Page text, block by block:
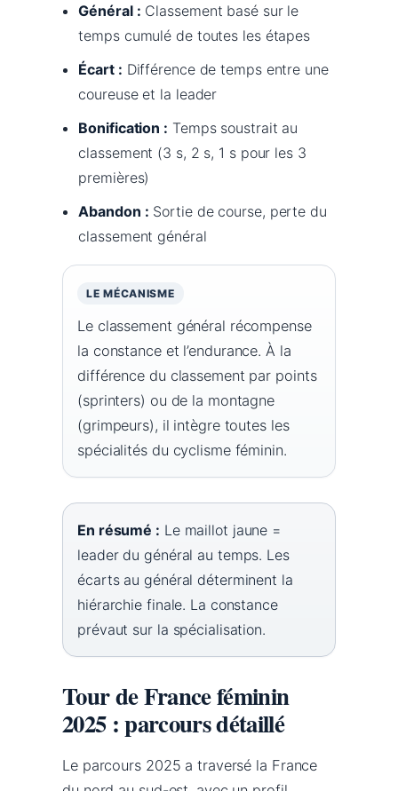
Général : Classement basé sur le
temps cumulé de toutes les étapes
Écart : Différence de temps entre une
coureuse et la leader
Bonification : Temps soustrait au
classement (3 s, 2 s, 1 s pour les 3
premières)
Abandon : Sortie de course, perte du
classement général
LE MÉCANISME
Le classement général récompense
la constance et l’endurance. À la
différence du classement par points
(sprinters) ou de la montagne
(grimpeurs), il intègre toutes les
spécialités du cyclisme féminin.
En résumé : Le maillot jaune =
leader du général au temps. Les
écarts au général déterminent la
hiérarchie finale. La constance
prévaut sur la spécialisation.
Tour de France féminin
2025 : parcours détaillé
Le parcours 2025 a traversé la France